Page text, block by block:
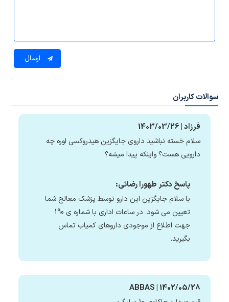
ارسال
سوالات کاربران
فرزاد | 1403/03/26
سلام خسته نباشید داروی جایگزین هیدروکسی اوره چه
دارویی هست؟ واینکه پیدا میشه؟
پاسخ دکتر طهورا رضائی:
با سلام جایگزین این دارو توسط پزشک معالج شما
تعیین می شود. در ساعات اداری با شماره ی 190
جهت اطلاع از موجودی داروهای کمیاب تماس
بگیرید.
ABBAS | 1402/05/28